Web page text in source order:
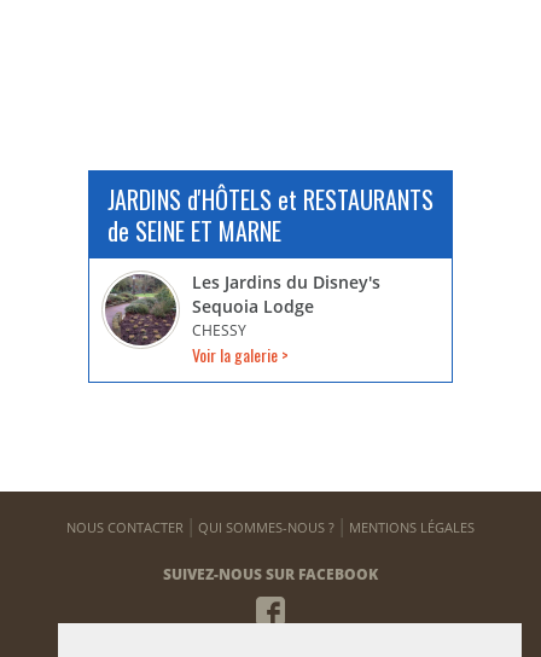
JARDINS d'HÔTELS et RESTAURANTS
de SEINE ET MARNE
Les Jardins du Disney's
Sequoia Lodge
CHESSY
Voir la galerie >
NOUS CONTACTER QUI SOMMES-NOUS ? MENTIONS LÉGALES
SUIVEZ-NOUS SUR FACEBOOK